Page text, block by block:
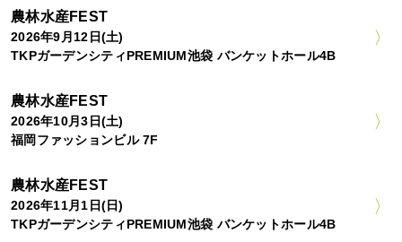
農林水産FEST
2026年9月12日(土)
TKPガーデンシティPREMIUM池袋 バンケットホール4B
農林水産FEST
2026年10月3日(土)
福岡ファッションビル 7F
農林水産FEST
2026年11月1日(日)
TKPガーデンシティPREMIUM池袋 バンケットホール4B